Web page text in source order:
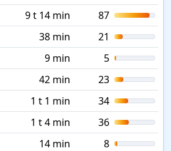
9 t 14 min
87
38 min
21
9 min
5
42 min
23
1 t 1 min
34
1 t 4 min
36
14 min
8